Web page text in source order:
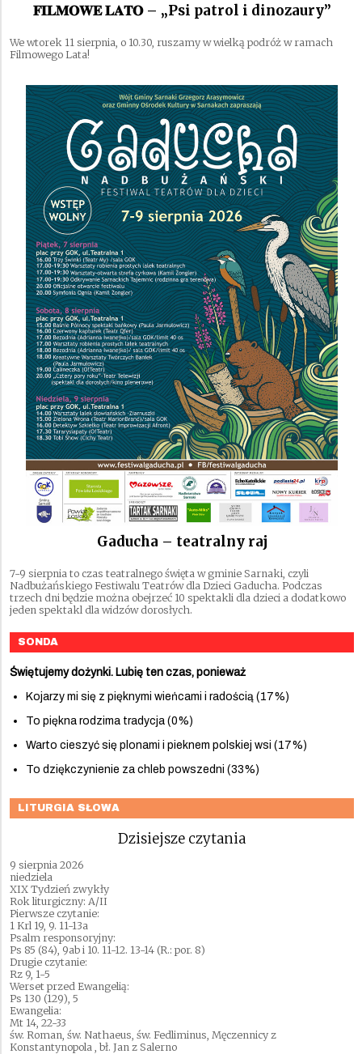
𝐅𝐈𝐋𝐌𝐎𝐖𝐄 𝐋𝐀𝐓𝐎 – „Psi patrol i dinozaury”
We wtorek 11 sierpnia, o 10.30, ruszamy w wielką podróż w ramach
Filmowego Lata!
Gaducha – teatralny raj
7-9 sierpnia to czas teatralnego święta w gminie Sarnaki, czyli
Nadbużańskiego Festiwalu Teatrów dla Dzieci Gaducha. Podczas
trzech dni będzie można obejrzeć 10 spektakli dla dzieci a dodatkowo
jeden spektakl dla widzów dorosłych.
SONDA
Świętujemy dożynki. Lubię ten czas, ponieważ
Kojarzy mi się z pięknymi wieńcami i radością (17%)
To piękna rodzima tradycja (0%)
Warto cieszyć się plonami i pieknem polskiej wsi (17%)
To dziękczynienie za chleb powszedni (33%)
LITURGIA SŁOWA
Dzisiejsze czytania
9 sierpnia 2026
niedziela
XIX Tydzień zwykły
Rok liturgiczny: A/II
Pierwsze czytanie:
1 Krl 19, 9. 11-13a
Psalm responsoryjny:
Ps 85 (84), 9ab i 10. 11-12. 13-14 (R.: por. 8)
Drugie czytanie:
Rz 9, 1-5
Werset przed Ewangelią:
Ps 130 (129), 5
Ewangelia:
Mt 14, 22-33
św. Roman, św. Nathaeus, św. Fedliminus, Męczennicy z
Konstantynopola , bł. Jan z Salerno